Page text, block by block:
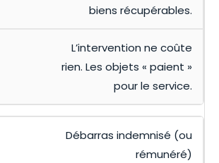
biens récupérables.
L’intervention ne coûte
rien. Les objets « paient »
pour le service.
Débarras indemnisé (ou
rémunéré)